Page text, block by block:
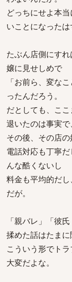
どっちにせよ本
いことになったは
たぶん店側にす
嬢に見せしめで
「お前ら、変な
ったんだろう。
だとしても、こ
退いたのは事実で、
その後、その店の
電話対応も丁寧
んな酷くないし
料金も平均的だ
だが。
「親バレ」「彼
揉めた話はたまに
こういう形でト
大変だよな。